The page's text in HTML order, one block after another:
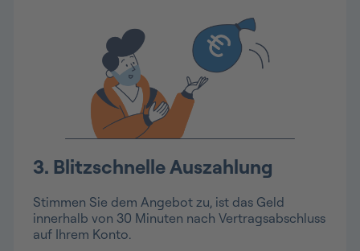
3. Blitzschnelle Auszahlung
Stimmen Sie dem Angebot zu, ist das Geld
innerhalb von 30 Minuten nach Vertragsabschluss
auf Ihrem Konto.